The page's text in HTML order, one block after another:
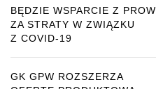
BĘDZIE WSPARCIE Z PROW
ZA STRATY W ZWIĄZKU
Z COVID-19
GK GPW ROZSZERZA